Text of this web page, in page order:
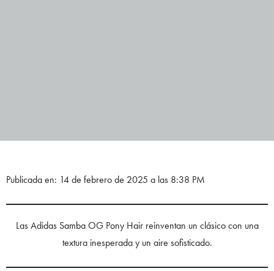
Publicada en: 14 de febrero de 2025 a las 8:38 PM
Las Adidas Samba OG Pony Hair reinventan un clásico con una
textura inesperada y un aire sofisticado.